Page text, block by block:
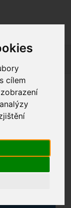
cílem
obchod v
vyřídit.